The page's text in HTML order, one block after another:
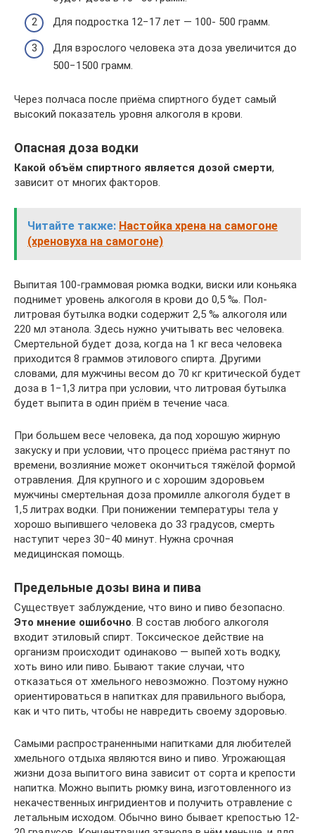
Для подростка 12−17 лет — 100- 500 грамм.
Для взрослого человека эта доза увеличится до
500−1500 грамм.
Через полчаса после приёма спиртного будет самый
высокий показатель уровня алкоголя в крови.
Опасная доза водки
Какой объём спиртного является дозой смерти,
зависит от многих факторов.
Читайте также: Настойка хрена на самогоне
(хреновуха на самогоне)
Выпитая 100-граммовая рюмка водки, виски или коньяка
поднимет уровень алкоголя в крови до 0,5 ‰. Пол-
литровая бутылка водки содержит 2,5 ‰ алкоголя или
220 мл этанола. Здесь нужно учитывать вес человека.
Смертельной будет доза, когда на 1 кг веса человека
приходится 8 граммов этилового спирта. Другими
словами, для мужчины весом до 70 кг критической будет
доза в 1−1,3 литра при условии, что литровая бутылка
будет выпита в один приём в течение часа.
При большем весе человека, да под хорошую жирную
закуску и при условии, что процесс приёма растянут по
времени, возлияние может окончиться тяжёлой формой
отравления. Для крупного и с хорошим здоровьем
мужчины смертельная доза промилле алкоголя будет в
1,5 литрах водки. При понижении температуры тела у
хорошо выпившего человека до 33 градусов, смерть
наступит через 30−40 минут. Нужна срочная
медицинская помощь.
Предельные дозы вина и пива
Существует заблуждение, что вино и пиво безопасно.
Это мнение ошибочно. В состав любого алкоголя
входит этиловый спирт. Токсическое действие на
организм происходит одинаково — выпей хоть водку,
хоть вино или пиво. Бывают такие случаи, что
отказаться от хмельного невозможно. Поэтому нужно
ориентироваться в напитках для правильного выбора,
как и что пить, чтобы не навредить своему здоровью.
Самыми распространенными напитками для любителей
хмельного отдыха являются вино и пиво. Угрожающая
жизни доза выпитого вина зависит от сорта и крепости
напитка. Можно выпить рюмку вина, изготовленного из
некачественных ингридиентов и получить отравление с
летальным исходом. Обычно вино бывает крепостью 12-